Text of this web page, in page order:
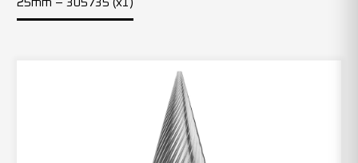
25mm – 305735 (x1)